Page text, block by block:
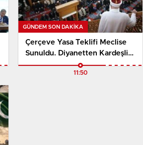
GÜNDEM SON DAKİKA
Çerçeve Yasa Teklifi Meclise
Sunuldu. Diyanetten Kardeşlik
Hutbesi Geldi
11:50